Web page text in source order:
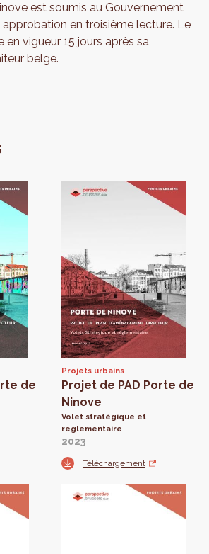
est soumis au Gouvernement
approbation en troisième lecture. Le
en vigueur 15 jours après sa
belge.
de
Projets urbains
Projet de PAD Porte de
Ninove
Volet stratégique et
reglementaire
2023
Téléchargement